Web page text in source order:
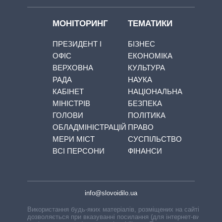
МОНІТОРИНГ
ПРЕЗИДЕНТ І
ОФІС
ВЕРХОВНА
РАДА
КАБІНЕТ
МІНІСТРІВ
ГОЛОВИ
ОБЛАДМІНІСТРАЦІЙ
МЕРИ МІСТ
ВСІ ПЕРСОНИ
ТЕМАТИКИ
БІЗНЕС
ЕКОНОМІКА
КУЛЬТУРА
НАУКА
НАЦІОНАЛЬНА
БЕЗПЕКА
ПОЛІТИКА
ПРАВО
СУСПІЛЬСТВО
ФІНАНСИ
info@slovoidilo.ua
Використання будь-яких матеріалів, розміщених на сайті,
дозволяється при вказуванні посилання (для інтернет-видань